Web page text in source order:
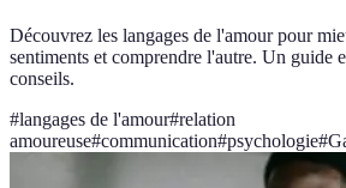
Découvrez les langages de l'amour pour
sentiments et comprendre l'autre. Un guide
conseils.
#langages de l'amour#relation
amoureuse#communication#psychologie#